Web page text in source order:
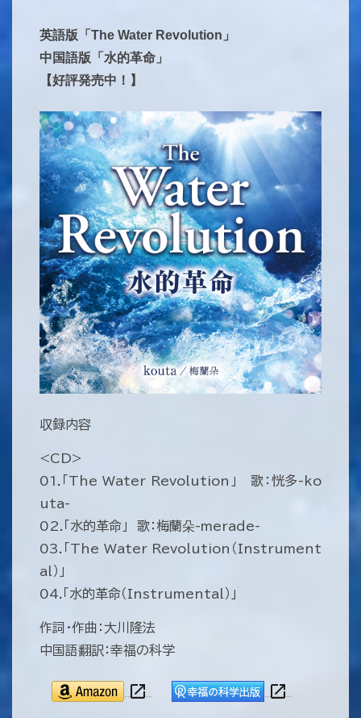
英語版「The Water Revolution」
中国語版「水的革命」
【好評発売中！】
収録内容
<CD>
01.「The Water Revolution」 歌：恍多-ko
uta-
02.「水的革命」 歌：梅蘭朵-merade-
03.「The Water Revolution（Instrument
al）」
04.「水的革命（Instrumental）」
作詞・作曲：大川隆法
中国語翻訳：幸福の科学
open_in_new open_in_new